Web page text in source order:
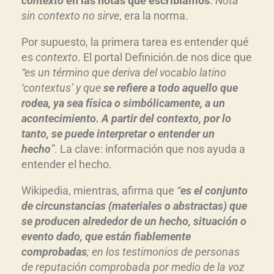
sin contexto no sirve, era la norma.
Por supuesto, la primera tarea es entender qué
escontexto. El portal Definición.de nos dice que
“es un término que deriva del vocablo latino
‘contextus’ y quese refiere a todo aquello que
rodea, ya sea física o simbólicamente, a un
acontecimiento. A partir del contexto, por lo
tanto, se puede interpretar o entender un
hecho”. La clave: información que nos ayuda a
entender el hecho.
Wikipedia, mientras, afirma que “es el conjunto
de circunstancias (materiales o abstractas) que
se producen alrededor de un hecho, situación o
evento dado, que están fiablemente
comprobadas;​ en los testimonios de personas
de reputación comprobada por medio de la voz